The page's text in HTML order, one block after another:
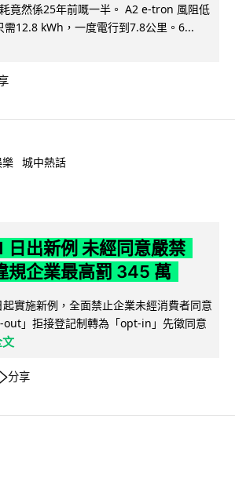
竟然係25年前嘅一半。 A2 e-tron 風阻低
需12.8 kWh，一度電行到7.8公里。6...
樂 城中熱話
日出新例 未經同意嚴禁
規企業最高罰 345 萬
實施新例，全面禁止企業未經消費者同意
」拒接登記制轉為「opt-in」先徵同意
分享